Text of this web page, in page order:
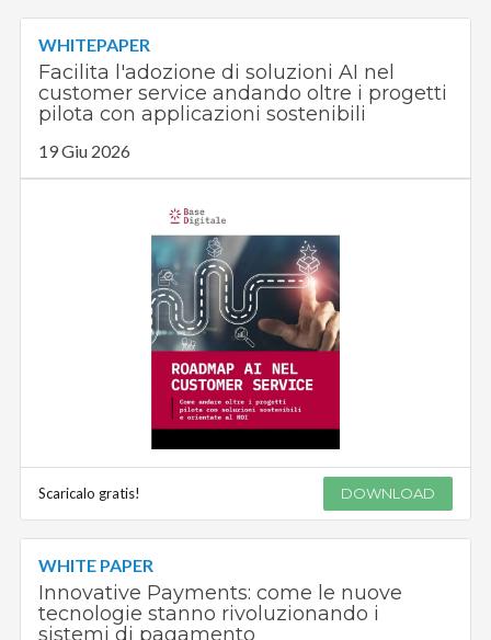
WHITEPAPER
Facilita l'adozione di soluzioni AI nel
customer service andando oltre i progetti
pilota con applicazioni sostenibili
19 Giu 2026
Scaricalo gratis! DOWNLOAD
WHITE PAPER
Innovative Payments: come le nuove
tecnologie stanno rivoluzionando i
sistemi di pagamento